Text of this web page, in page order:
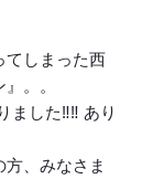
てしまった西
。。
ました‼︎‼︎ あり
、みなさま